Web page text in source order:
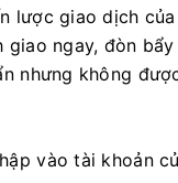
lược giao dịch
ngay, đòn
nhưng không
vào tài khoản